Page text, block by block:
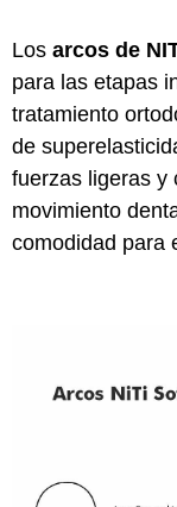
Los arcos de
para las etapas
tratamiento
de
fuerzas ligeras y
movimiento
comodidad para